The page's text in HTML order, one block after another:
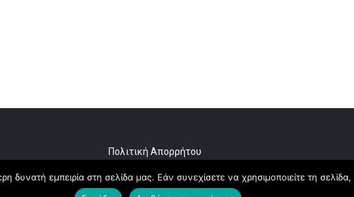
Πολιτική Απορρήτου
εμπειρία στη σελίδα μας. Εάν συνεχίσετε να χρησιμοποιείτε τη